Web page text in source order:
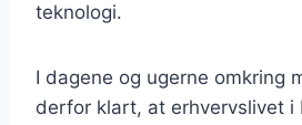
teknologi.
I dagene og ugerne omkring
derfor klart, at erhvervslivet i